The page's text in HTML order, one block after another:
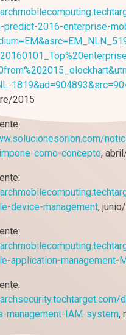
predict-2016-enterprise-
2015
como-concepto,
device-management,
application-management-
management-IAM-system,